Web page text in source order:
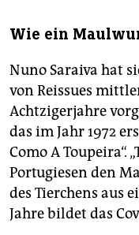
Wie ein
Nuno Saraiva hat
von Reissues
Achtzigerjahre
das im Jahr 1972
Como A Toupeira“.
Portugiesen den
des Tierchens aus
Jahre bildet das